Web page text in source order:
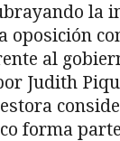
la
oposición
al
Judith
forma